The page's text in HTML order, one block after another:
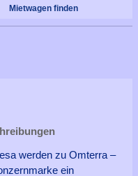
Mietwagen finden
werden zu Omterra –
ein